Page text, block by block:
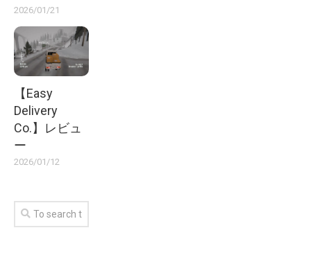
2026/01/21
【Easy
Delivery
Co.】レビュ
ー
2026/01/12